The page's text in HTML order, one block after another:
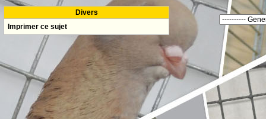
Divers
Imprimer ce sujet